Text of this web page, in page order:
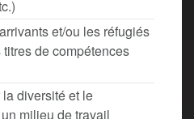
et/ou les réfugiés
de compétences
diversité et le
milieu de travail